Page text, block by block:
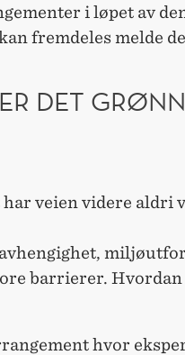
i løpet av
fremdeles melde
DET
veien videre aldri
barrierer.
hvor